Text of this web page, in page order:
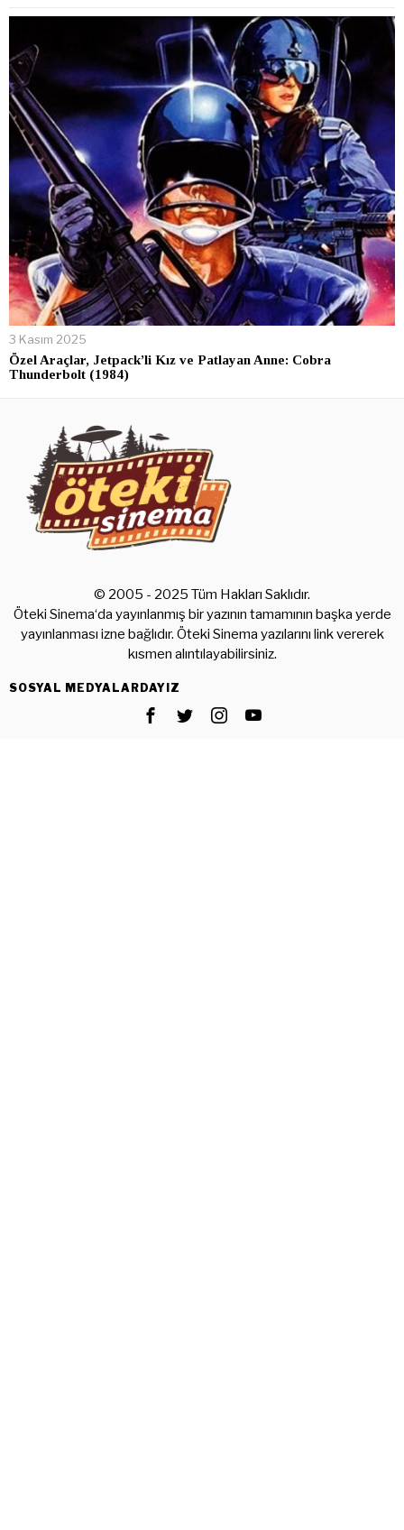
3 Kasım 2025
Özel Araçlar, Jetpack’li Kız ve Patlayan Anne: Cobra
Thunderbolt (1984)
© 2005 - 2025 Tüm Hakları Saklıdır.
Öteki Sinema‘da yayınlanmış bir yazının tamamının başka yerde
yayınlanması izne bağlıdır. Öteki Sinema yazılarını link vererek
kısmen alıntılayabilirsiniz.
SOSYAL MEDYALARDAYIZ